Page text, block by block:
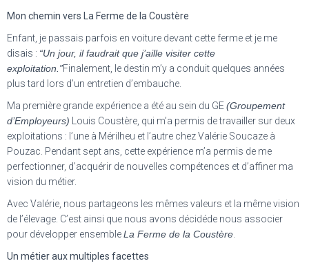
Mon chemin vers La Ferme de la Coustère
Enfant, je passais parfois en voiture devant cette ferme et je me
disais : “Un jour, il faudrait que j’aille visiter cette
exploitation.”Finalement, le destin m’y a conduit quelques années
plus tard lors d’un entretien d’embauche.
Ma première grande expérience a été au sein du GE(Groupement
d’Employeurs) Louis Coustère, qui m’a permis de travailler sur deux
exploitations : l’une à Mérilheu et l’autre chez Valérie Soucaze à
Pouzac. Pendant sept ans, cette expérience m’a permis de me
perfectionner, d’acquérir de nouvelles compétences et d’affiner ma
vision du métier.
Avec Valérie, nous partageons les mêmes valeurs et la même vision
de l’élevage. C’est ainsi que nous avons décidéde nous associer
pour développer ensembleLa Ferme de la Coustère
Un métier aux multiples facettes